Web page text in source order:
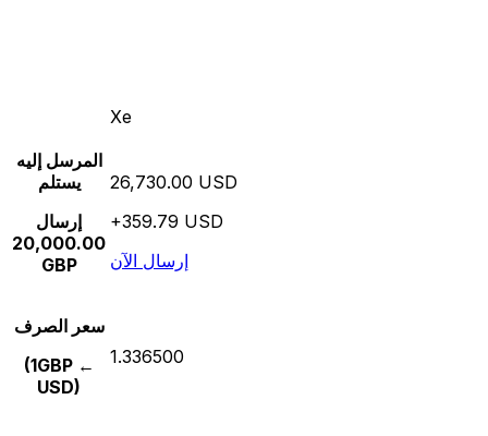
Xe
المرسل إليه
يستلم
إرسال
20,000.00
GBP
26,730.00 USD
+359.79 USD
إرسال الآن
سعر الصرف
(1GBP ←
USD)
1.336500